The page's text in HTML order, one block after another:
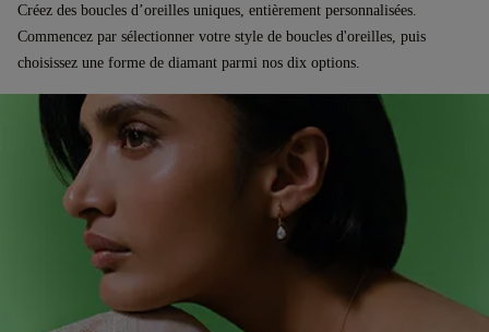
Créez des boucles d’oreilles uniques, entièrement personnalisées.
Commencez par sélectionner votre style de boucles d'oreilles, puis
choisissez une forme de diamant parmi nos dix options.